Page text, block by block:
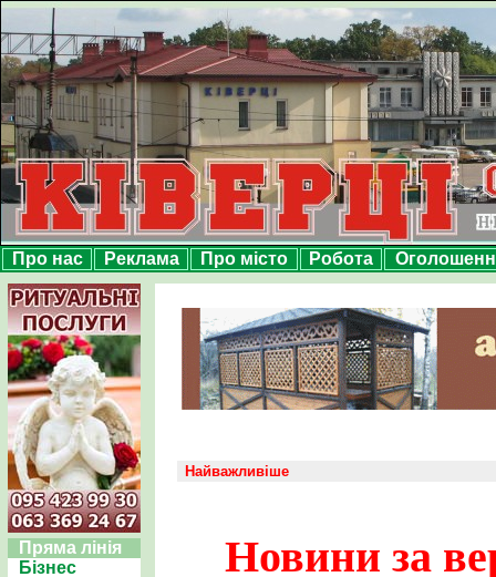
Про нас Реклама Про місто Робота
Пряма лінія
Бізнес
Найважливіше
Новини за